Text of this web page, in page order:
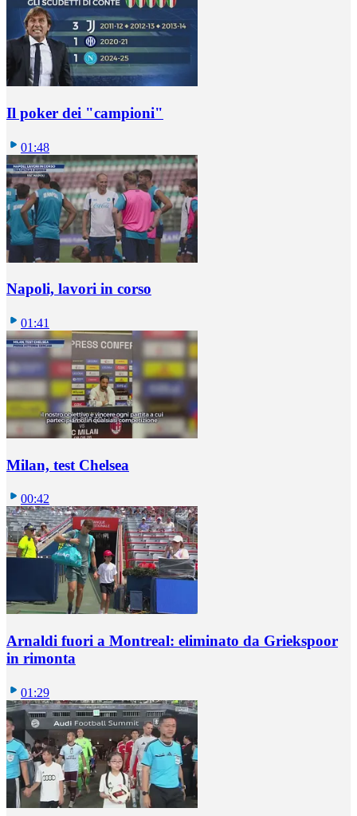
Il poker dei "campioni"
01:48
Napoli, lavori in corso
01:41
Milan, test Chelsea
00:42
Arnaldi fuori a Montreal: eliminato da Griekspoor
in rimonta
01:29